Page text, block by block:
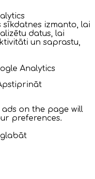
sīkdatnes izmanto, lai
datus, lai
un saprastu,
Analytics
on the page will
preferences.